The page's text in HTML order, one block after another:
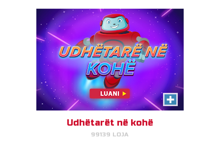
Udhëtarët në kohë
99139 LOJA
Model Paniku
Ndiqni sekuencën e Gizmos
dhe do të ngjiteni në një nivel më